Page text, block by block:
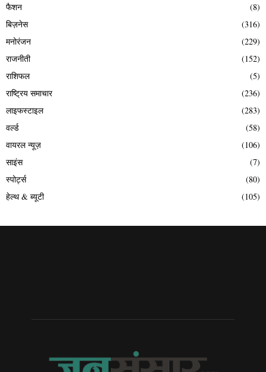
फैशन
(8)
बिज़नेस
(316)
मनोरंजन
(229)
राजनीती
(152)
राशिफल
(5)
राष्ट्रिय समाचार
(236)
लाइफस्टाइल
(283)
वर्ल्ड
(58)
वायरल न्यूज़
(106)
साइंस
(7)
स्पोर्ट्स
(80)
हेल्थ & ब्यूटी
(105)